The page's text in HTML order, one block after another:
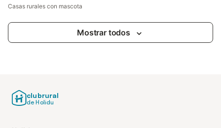
Casas rurales con mascota
Mostrar todos
clubrural
de Holidu